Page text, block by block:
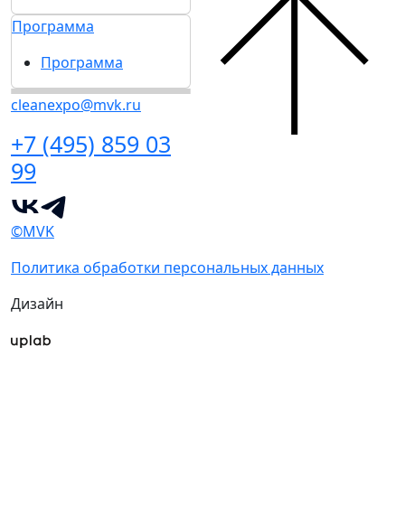
Программа
Программа
cleanexpo@mvk.ru
+7 (495) 859 03
99
©MVK
Политика обработки персональных данных
Дизайн